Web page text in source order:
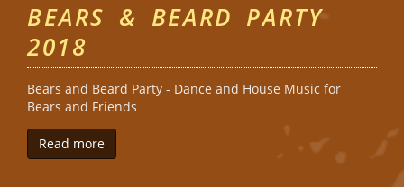
BEARS & BEARD PARTY
2018
Bears and Beard Party - Dance and House Music for
Bears and Friends
Read more